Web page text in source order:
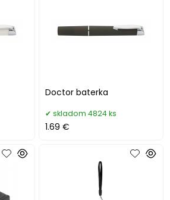
Doctor baterka
skladom 4824 ks
1.69 €